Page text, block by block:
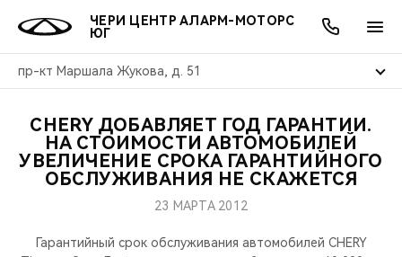
ЧЕРИ ЦЕНТР АЛАРМ-МОТОРС
ЮГ
пр-кт Маршала Жукова, д. 51
МОДЕЛИ
ВСЕ МОДЕЛИ
ПОКУПАТЕЛЯМ
ВЫБОР И ПОКУПКА
ВЛАДЕЛЬЦАМ
СЕРВИС
МИР CHERY
АКСЕССУАРЫ
АКЦИИ
ВЫГОДЫ И АКЦИИ
ОНЛАЙН СЕРВИСЫ
ВЫБОР И ПОКУПКА
О КОМПАНИИ
О НАС
CHERY ДОБАВЛЯЕТ ГОД ГАРАНТИИ.
НА СТОИМОСТИ АВТОМОБИЛЕЙ
УВЕЛИЧЕНИЕ СРОКА ГАРАНТИЙНОГО
ОБСЛУЖИВАНИЯ НЕ СКАЖЕТСЯ
23 МАРТА 2012
Гарантийный срок обслуживания автомобилей CHERY